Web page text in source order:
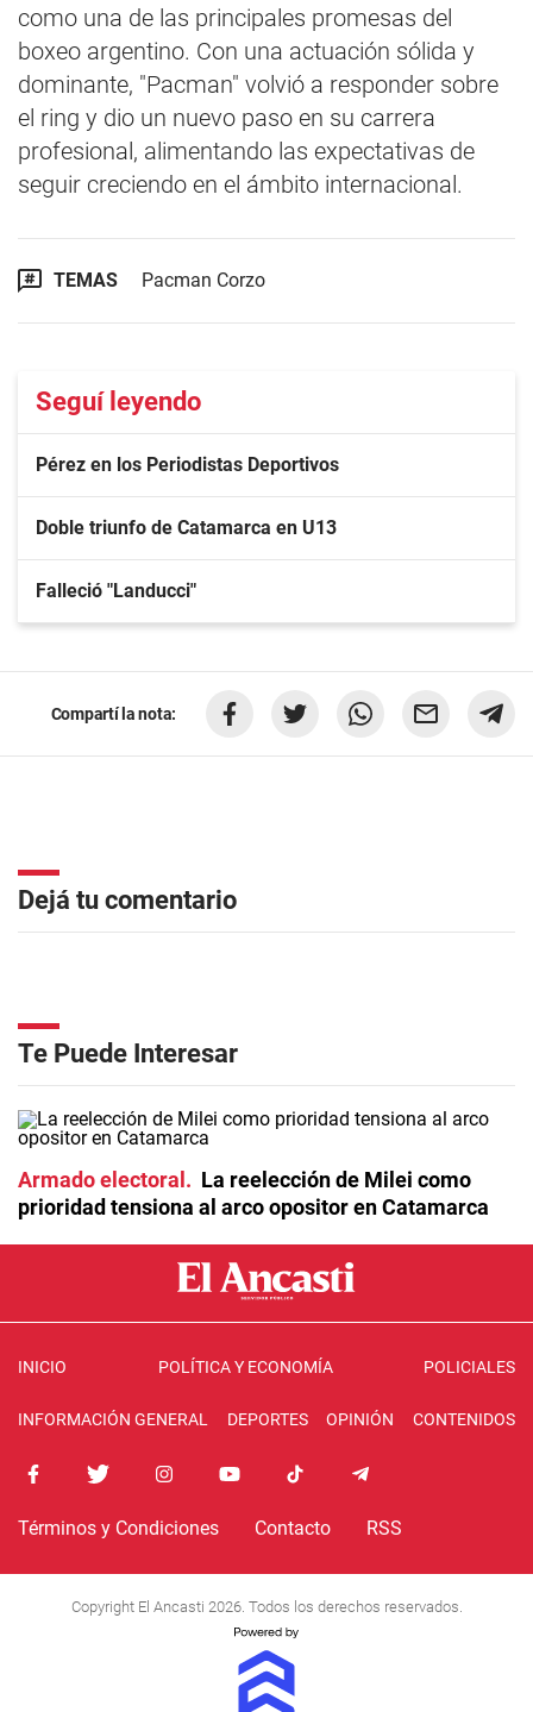
como una de las principales promesas del
boxeo argentino. Con una actuación sólida y
dominante, "Pacman" volvió a responder sobre
el ring y dio un nuevo paso en su carrera
profesional, alimentando las expectativas de
seguir creciendo en el ámbito internacional.
TEMAS Pacman Corzo
Seguí leyendo
Pérez en los Periodistas Deportivos
Doble triunfo de Catamarca en U13
Falleció "Landucci"
Compartí la nota:
Dejá tu comentario
Te Puede Interesar
Armado electoral
La reelección de Milei como
prioridad tensiona al arco opositor en Catamarca
INICIO POLÍTICA Y ECONOMÍA POLICIALES
INFORMACIÓN GENERAL DEPORTES OPINIÓN CONTENIDOS
Términos y Condiciones Contacto RSS
Copyright El Ancasti 2026. Todos los derechos reservados.